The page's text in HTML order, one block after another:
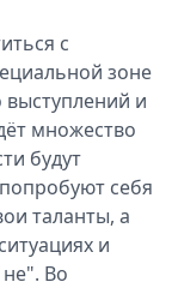
с
зоне
и
множество
будут
себя
таланты, а
и
Во